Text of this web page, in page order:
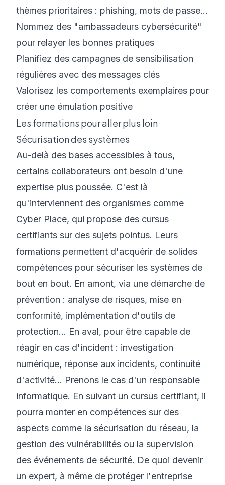
thèmes prioritaires : phishing, mots de passe...
Nommez des "ambassadeurs cybersécurité"
pour relayer les bonnes pratiques
Planifiez des campagnes de sensibilisation
régulières avec des messages clés
Valorisez les comportements exemplaires pour
créer une émulation positive
Les formations pour aller plus loin
Sécurisation des systèmes
Au-delà des bases accessibles à tous,
certains collaborateurs ont besoin d'une
expertise plus poussée. C'est là
qu'interviennent des organismes comme
Cyber Place, qui propose des cursus
certifiants sur des sujets pointus. Leurs
formations permettent d'acquérir de solides
compétences pour sécuriser les systèmes de
bout en bout. En amont, via une démarche de
prévention : analyse de risques, mise en
conformité, implémentation d'outils de
protection... En aval, pour être capable de
réagir en cas d'incident : investigation
numérique, réponse aux incidents, continuité
d'activité... Prenons le cas d'un responsable
informatique. En suivant un cursus certifiant, il
pourra monter en compétences sur des
aspects comme la sécurisation du réseau, la
gestion des vulnérabilités ou la supervision
des événements de sécurité. De quoi devenir
un expert, à même de protéger l'entreprise